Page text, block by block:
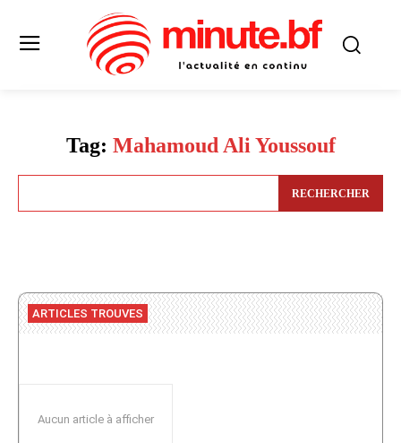
Tag: Mahamoud Ali Youssouf
RECHERCHER
ARTICLES TROUVES
Aucun article à afficher